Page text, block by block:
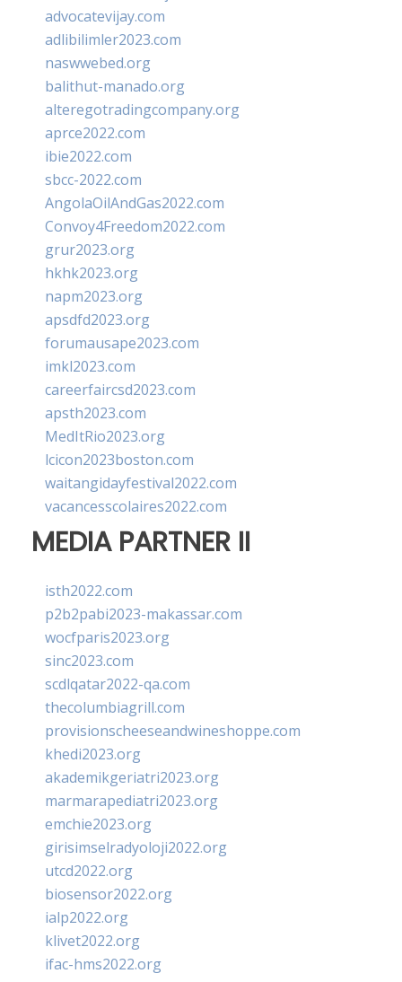
advocatevijay.com
adlibilimler2023.com
naswwebed.org
balithut-manado.org
alteregotradingcompany.org
aprce2022.com
ibie2022.com
sbcc-2022.com
AngolaOilAndGas2022.com
Convoy4Freedom2022.com
grur2023.org
hkhk2023.org
napm2023.org
apsdfd2023.org
forumausape2023.com
imkl2023.com
careerfaircsd2023.com
apsth2023.com
MedItRio2023.org
lcicon2023boston.com
waitangidayfestival2022.com
vacancesscolaires2022.com
MEDIA PARTNER II
isth2022.com
p2b2pabi2023-makassar.com
wocfparis2023.org
sinc2023.com
scdlqatar2022-qa.com
thecolumbiagrill.com
provisionscheeseandwineshoppe.com
khedi2023.org
akademikgeriatri2023.org
marmarapediatri2023.org
emchie2023.org
girisimselradyoloji2022.org
utcd2022.org
biosensor2022.org
ialp2022.org
klivet2022.org
ifac-hms2022.org